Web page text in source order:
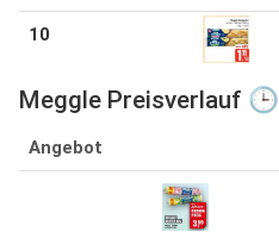
10
Meggle Preisverlauf 🕒
Angebot